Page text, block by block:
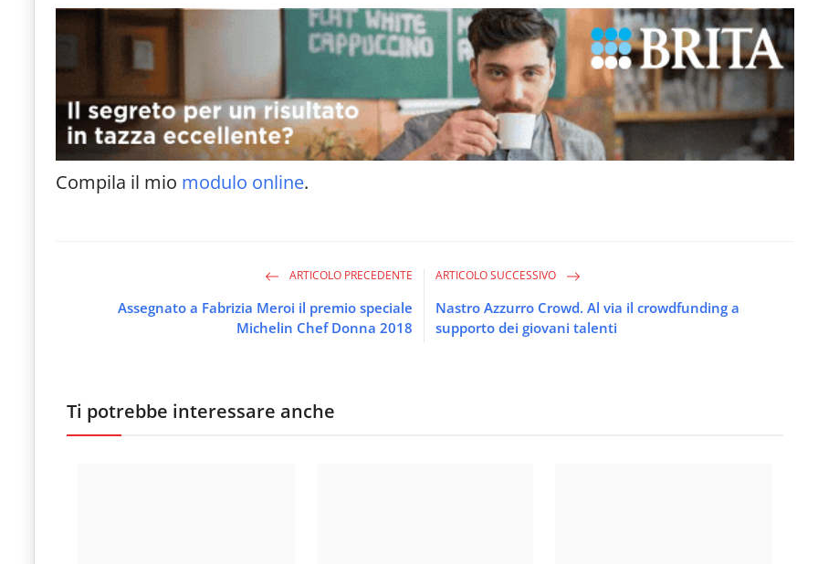
dell'alimentazione,
consumi
fuoricasa,
del
Food
Service
novità
Compila il mio modulo online.
ARTICOLO PRECEDENTE
Assegnato a Fabrizia Meroi il premio speciale
Michelin Chef Donna 2018
ARTICOLO SUCCESSIVO
Nastro Azzurro Crowd. Al via il crowdfunding a
supporto dei giovani talenti
Ti potrebbe interessare anche